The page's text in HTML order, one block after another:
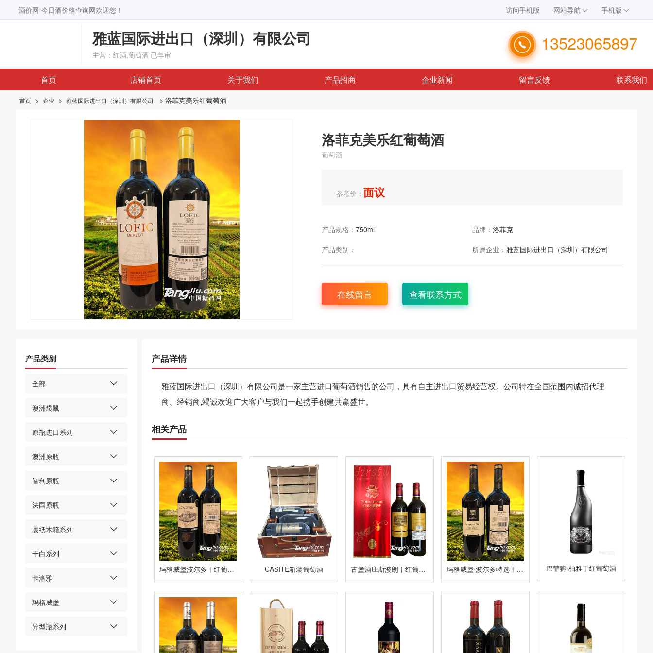
酒价网-今日酒价格查询网欢迎您！ 访问手机版 网站导航 手机版
雅蓝国际进出口（深圳）有限公司
主营：红酒,葡萄酒 已年审
13523065897
首页 店铺首页 关于我们 产品招商 企业新闻 留言反馈 联系我们
首页 > 企业 > 雅蓝国际进出口（深圳）有限公司 > 洛菲克美乐红葡萄酒
洛菲克美乐红葡萄酒
葡萄酒
参考价： 面议
产品规格： 750ml 品牌： 洛菲克
产品类别： 所属企业： 雅蓝国际进出口（深圳）有限公司
在线留言 查看联系方式
产品类别
全部
澳洲袋鼠
原瓶进口系列
澳洲原瓶
智利原瓶
法国原瓶
裹纸木箱系列
干白系列
卡洛雅
玛格威堡
异型瓶系列
产品详情
雅蓝国际进出口（深圳）有限公司是一家主营进口葡萄酒销售的公司，具有自主进出口贸易经营权。公司特在全国范围内诚招代理
商、经销商,竭诚欢迎广大客户与我们一起携手创建共赢盛世。
相关产品
玛格威堡波尔多干红葡萄酒2015 CASITE箱装葡萄酒 古堡酒庄斯波朗干红葡萄酒750ml 玛格威堡·波尔多特选干红葡萄酒2014 巴菲狮·柏雅干红葡萄酒